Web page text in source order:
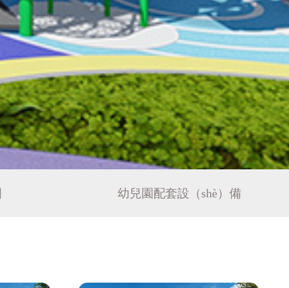
幼兒園配套設（shè）備